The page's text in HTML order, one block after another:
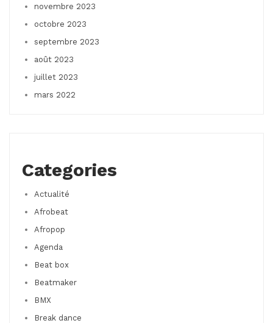
novembre 2023
octobre 2023
septembre 2023
août 2023
juillet 2023
mars 2022
Categories
Actualité
Afrobeat
Afropop
Agenda
Beat box
Beatmaker
BMX
Break dance